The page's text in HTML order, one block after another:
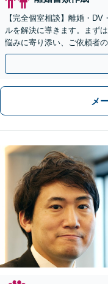
【完全個室相談】離婚・
ルを解決に導きます。まず
悩みに寄り添い、ご依頼者
メ